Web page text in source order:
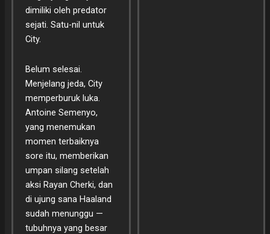
dimiliki oleh predator
sejati. Satu-nil untuk
City.
Belum selesai.
Menjelang jeda, City
memperburuk luka.
Antoine Semenyo,
yang menemukan
momen terbaiknya
sore itu, memberikan
umpan silang setelah
aksi Rayan Cherki, dan
di ujung sana Haaland
sudah menunggu —
tubuhnya yang besar